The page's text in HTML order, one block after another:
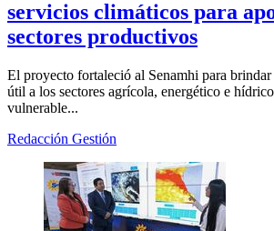
Política
04/07/2026_09:54
Minam: proyecto Enandes
servicios climáticos para
sectores productivos
El proyecto fortaleció al Senamhi para
útil a los sectores agrícola, energético e hídrico
vulnerable...